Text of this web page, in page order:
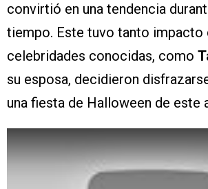
convirtió en una tendencia
tiempo. Este tuvo tanto impacto
celebridades conocidas, como
su esposa, decidieron
una fiesta de Halloween de este